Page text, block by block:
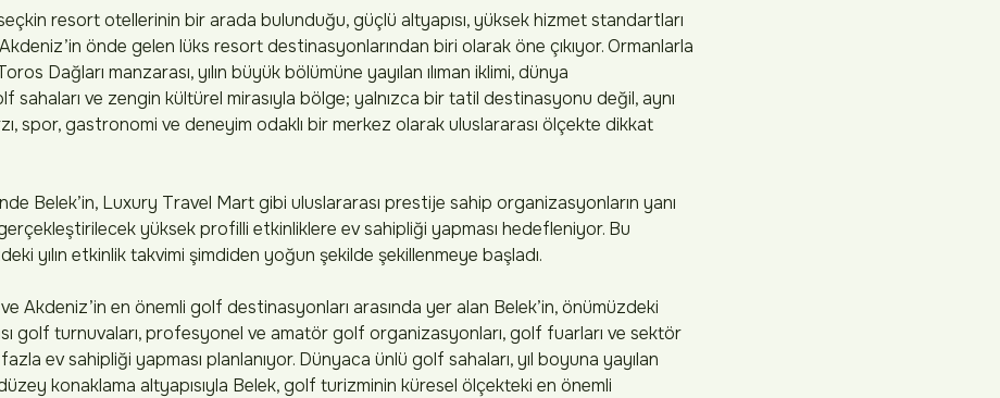
resort otellerinin bir arada bulunduğu, güçlü altyapısı, yüksek hizmet standartları
önde gelen lüks resort destinasyonlarından biri olarak öne çıkıyor. Ormanlarla
Dağları manzarası, yılın büyük bölümüne yayılan ılıman iklimi, dünya
sahaları ve zengin kültürel mirasıyla bölge; yalnızca bir tatil destinasyonu değil, aynı
spor, gastronomi ve deneyim odaklı bir merkez olarak uluslararası ölçekte dikkat
Belek’in, Luxury Travel Mart gibi uluslararası prestije sahip organizasyonların yanı
yüksek profilli etkinliklere ev sahipliği yapması hedefleniyor. Bu
yılın etkinlik takvimi şimdiden yoğun şekilde şekillenmeye başladı.
ve Akdeniz’in en önemli golf destinasyonları arasında yer alan Belek’in, önümüzdeki
golf turnuvaları, profesyonel ve amatör golf organizasyonları, golf fuarları ve sektör
ev sahipliği yapması planlanıyor. Dünyaca ünlü golf sahaları, yıl boyuna yayılan
konaklama altyapısıyla Belek, golf turizminin küresel ölçekteki en önemli